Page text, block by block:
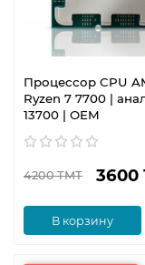
Процессор CPU
Ryzen 7 7700 |
13700 | OEM
4200 ТМТ
В корзину